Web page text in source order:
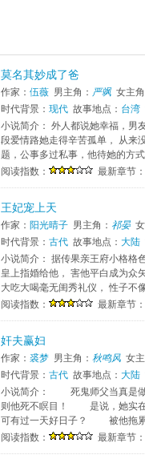
莫名其妙成了爸
作家： 伍薇 男主角： 严飒 女主角
时代背景： 现代 故事地点： 台湾
小说简介： 外人都说她幸福，男
段爱情路她走得辛苦孤单， 从来
题，公事多过私事，他待她的方
阅读指数：
最新章节：
王妃宠上天
作家： 阳光晴子 男主角： 祁晏女
时代背景： 古代 故事地点： 大陆
小说简介： 据传果亲王府小格格
皇上指婚给他， 害他平白成为众
大吃大喝毫无闺秀礼仪， 性子不
阅读指数：
最新章节：
奸夫赢妇
作家： 裘梦 男主角： 秋鸣风 女主
时代背景： 古代 故事地点： 大陆
小说简介： 死鬼师父当真是
则他死不瞑目！ 是说，她实
可有过一天好日子？ 被他拖累
阅读指数：
最新章节：